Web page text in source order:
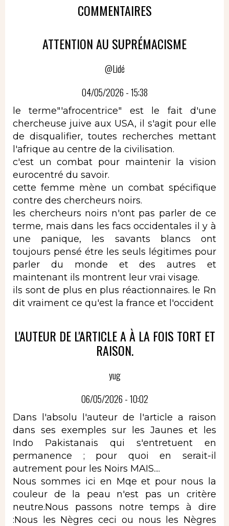
COMMENTAIRES
ATTENTION AU SUPRÉMACISME
@Lidé
04/05/2026 - 15:38
le terme"'afrocentrice" est le fait d'une
chercheuse juive aux USA, il s'agit pour elle
de disqualifier, toutes recherches mettant
l'afrique au centre de la civilisation.
c'est un combat pour maintenir la vision
eurocentré du savoir.
cette femme mène un combat spécifique
contre des chercheurs noirs.
les chercheurs noirs n'ont pas parler de ce
terme, mais dans les facs occidentales il y à
une panique, les savants blancs ont
toujours pensé étre les seuls légitimes pour
parler du monde et des autres et
maintenant ils montrent leur vrai visage.
ils sont de plus en plus réactionnaires. le Rn
dit vraiment ce qu'est la france et l'occident
L'AUTEUR DE L'ARTICLE A À LA FOIS TORT ET
RAISON.
yug
06/05/2026 - 10:02
Dans l'absolu l'auteur de l'article a raison
dans ses exemples sur les Jaunes et les
Indo Pakistanais qui s'entretuent en
permanence ; pour quoi en serait-il
autrement pour les Noirs MAIS....
Nous sommes ici en Mqe et pour nous la
couleur de la peau n'est pas un critère
neutre.Nous passons notre temps à dire
:Nous les Nègres ceci ou nous les Nègres